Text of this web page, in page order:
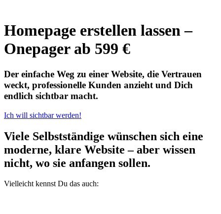
Homepage erstellen lassen –
Onepager ab 599 €
Der einfache Weg zu einer Website, die Vertrauen
weckt, professionelle Kunden anzieht und Dich
endlich sichtbar macht.
Ich will sichtbar werden!
Viele Selbstständige wünschen sich eine
moderne, klare Website – aber wissen
nicht, wo sie anfangen sollen.
Vielleicht kennst Du das auch: